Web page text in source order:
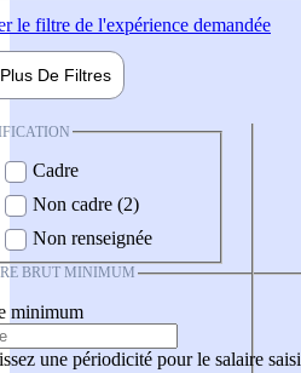
le filtre de l'expérience demandée
Plus De Filtres
Cadre
Non cadre (2)
Non renseignée
BRUT MINIMUM
minimum
une périodicité pour le salaire saisi